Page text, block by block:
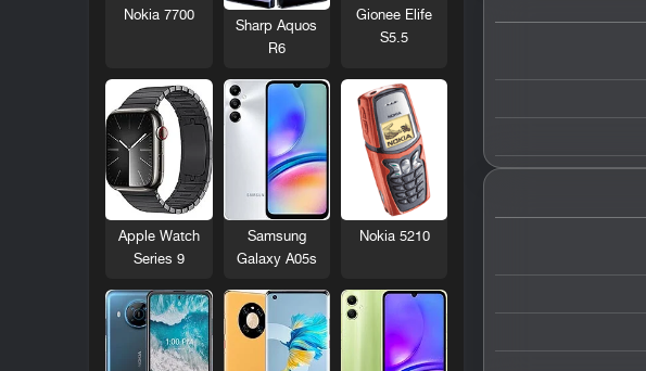
Gionee Elife
S5.5
Sharp Aquos
R6
Nokia 7700
Nokia 5210
Samsung
Galaxy A05s
Apple Watch
Series 9